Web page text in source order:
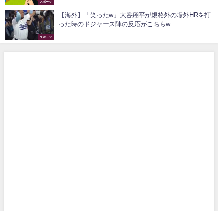
スポーツ
スポーツ
【海外】「笑ったw」大谷翔平が規格外の場外HRを打
った時のドジャース陣の反応がこちらw